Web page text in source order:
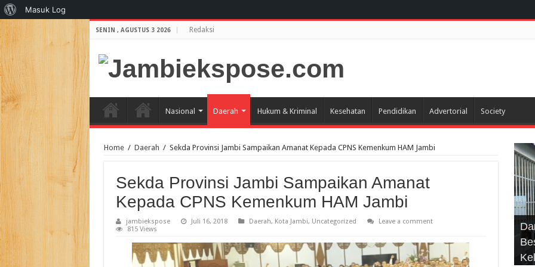
SENIN , AGUSTUS 3 2026 Redaksi
Nasional Daerah Hukum & Kriminal Kesehatan Pendidikan Advertorial Society
Home / Daerah / Sekda Provinsi Jambi Sampaikan Amanat Kepada CPNS Kemenkum HAM Jambi
Sekda Provinsi Jambi Sampaikan Amanat
Kepada CPNS Kemenkum HAM Jambi
jambiekspose Juli 16, 2018 Daerah, Kota Jambi, Uncategorized
Leave a comment
815 Views
Tentang
WordPress
Masuk Log